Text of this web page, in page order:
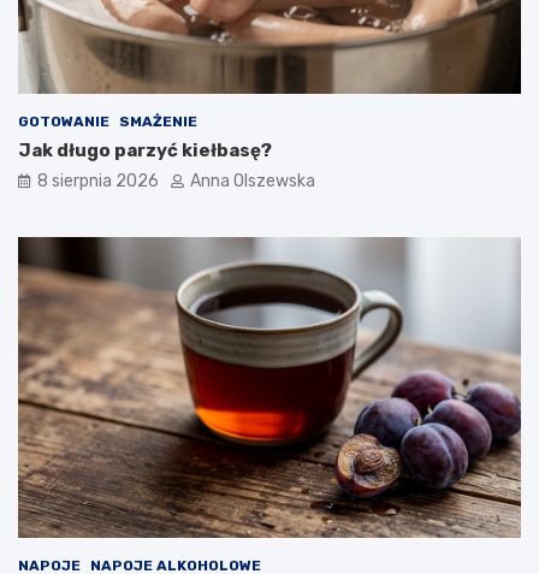
GOTOWANIE SMAŻENIE
Jak długo parzyć kiełbasę?
8 sierpnia 2026 Anna Olszewska
NAPOJE NAPOJE ALKOHOLOWE